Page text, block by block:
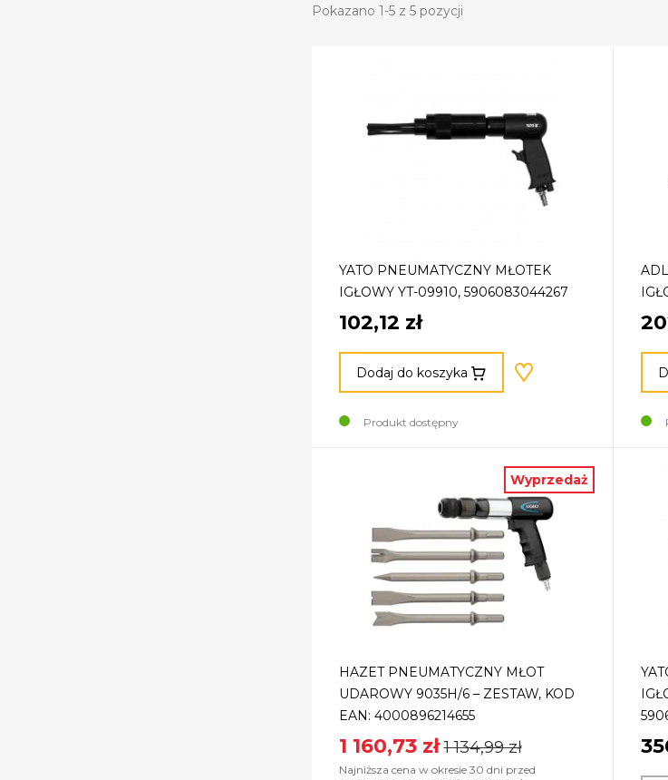
Pokazano 1-5 z 5 pozycji
YATO PNEUMATYCZNY MŁOTEK
IGŁOWY YT-09910, 5906083044267
102,12 zł
Dodaj do koszyka
Produkt dostępny
Wyprzedaż
HAZET PNEUMATYCZNY MŁOT
UDAROWY 9035H/6 – ZESTAW, KOD
EAN: 4000896214655
1 160,73 zł 1 134,99 zł
Najniższa cena w okresie 30 dni przed